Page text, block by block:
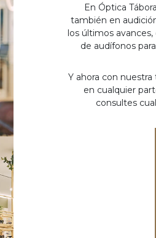
En Óptica
también en
los últimos
de audífonos
Y ahora con
en cualquier
consultes